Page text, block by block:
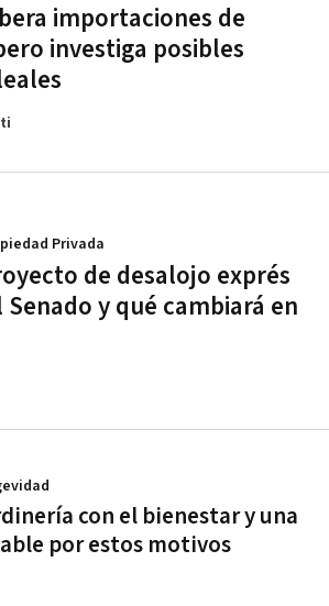
importaciones de
investiga posibles
de desalojo exprés
y qué cambiará en
Privada
con el bienestar y una
por estos motivos